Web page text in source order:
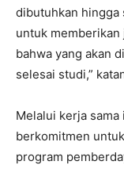
dibutuhkan hingga
untuk memberikan
bahwa yang akan
selesai studi,”
Melalui kerja sama
berkomitmen
program